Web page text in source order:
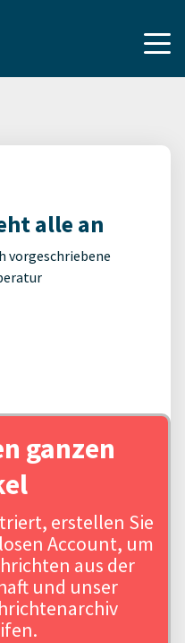
alle an
vorgeschriebene
ganzen
erstellen Sie
Account, um
aus der
und unser